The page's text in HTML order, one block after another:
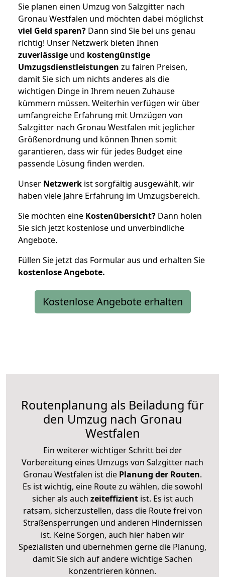
Sie planen einen Umzug von Salzgitter nach
Gronau Westfalen und möchten dabei möglichst
viel Geld sparen? Dann sind Sie bei uns genau
richtig! Unser Netzwerk bieten Ihnen
zuverlässige und kostengünstige
Umzugsdienstleistungen zu fairen Preisen,
damit Sie sich um nichts anderes als die
wichtigen Dinge in Ihrem neuen Zuhause
kümmern müssen. Weiterhin verfügen wir über
umfangreiche Erfahrung mit Umzügen von
Salzgitter nach Gronau Westfalen mit jeglicher
Größenordnung und können Ihnen somit
garantieren, dass wir für jedes Budget eine
passende Lösung finden werden.
Unser Netzwerk ist sorgfältig ausgewählt, wir
haben viele Jahre Erfahrung im Umzugsbereich.
Sie möchten eine Kostenübersicht? Dann holen
Sie sich jetzt kostenlose und unverbindliche
Angebote.
Füllen Sie jetzt das Formular aus und erhalten Sie
kostenloseAngebote.
Kostenlose Angebote erhalten
Routenplanung als Beiladung für
den Umzug nach Gronau
Westfalen
Ein weiterer wichtiger Schritt bei der
Vorbereitung eines Umzugs von Salzgitter nach
Gronau Westfalen ist die Planung der Routen.
Es ist wichtig, eine Route zu wählen, die sowohl
sicher als auch zeiteffizientist. Es ist auch
ratsam, sicherzustellen, dass die Route frei von
Straßensperrungen und anderen Hindernissen
ist. Keine Sorgen, auch hier haben wir
Spezialisten und übernehmen gerne die Planung,
damit Sie sich auf andere wichtige Sachen
konzentrieren können.